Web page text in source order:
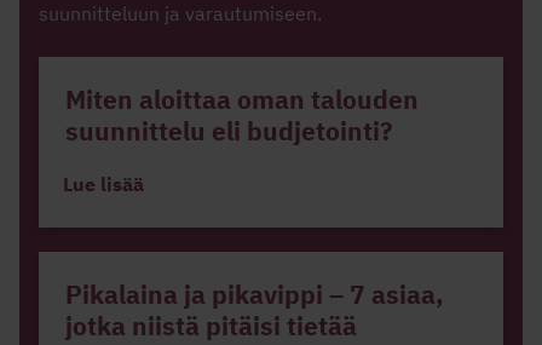
suunnitteluun ja varautumiseen.
Miten aloittaa oman talouden
suunnittelu eli budjetointi?
Lue lisää
Pikalaina ja pikavippi – 7 asiaa,
jotka niistä pitäisi tietää